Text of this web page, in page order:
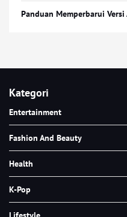
Panduan Memperbarui
Kategori
Entertainment
Fashion And Beauty
Health
K-Pop